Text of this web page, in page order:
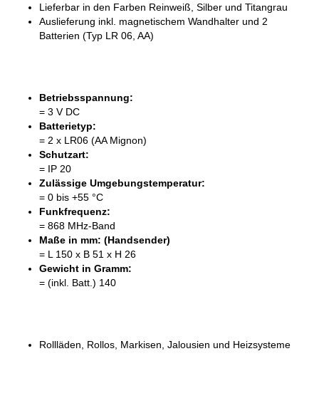
Lieferbar in den Farben Reinweiß, Silber und Titangrau
Auslieferung inkl. magnetischem Wandhalter und 2
Batterien (Typ LR 06, AA)
Betriebsspannung:
= 3 V DC
Batterietyp:
= 2 x LR06 (AA Mignon)
Schutzart:
= IP 20
Zulässige Umgebungstemperatur:
= 0 bis +55 °C
Funkfrequenz:
= 868 MHz-Band
Maße in mm: (Handsender)
= L 150 x B 51 x H 26
Gewicht in Gramm:
= (inkl. Batt.) 140
Rollläden, Rollos, Markisen, Jalousien und Heizsysteme